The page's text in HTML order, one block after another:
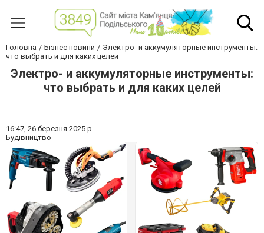
Головна Бізнес новини
Электро- и аккумуляторные инструменты:
что выбрать и для каких целей
Электро- и аккумуляторные инструменты:
что выбрать и для каких целей
16:47, 26 березня 2025 р.
Будівництво